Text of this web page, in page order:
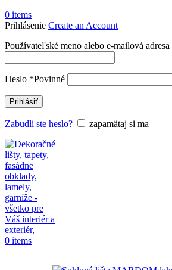
0 items
Prihlásenie Create an Account
Používateľské meno alebo e-mailová adresa
Heslo *Povinné
Prihlásiť
Zabudli ste heslo? zapamätaj si ma
0 items